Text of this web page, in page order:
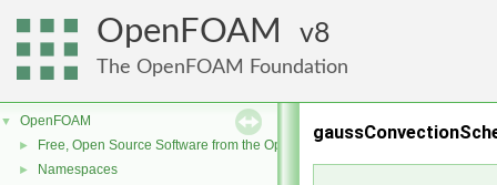
OpenFOAM 8
The OpenFOAM Foundation
▼ OpenFOAM
► Free, Open Source Software from the OpenFOAM Foundation
► Namespaces